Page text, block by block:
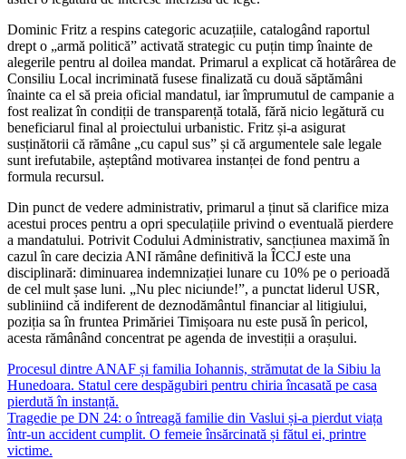
Dominic Fritz a respins categoric acuzațiile, catalogând raportul
drept o „armă politică” activată strategic cu puțin timp înainte de
alegerile pentru al doilea mandat. Primarul a explicat că hotărârea de
Consiliu Local incriminată fusese finalizată cu două săptămâni
înainte ca el să preia oficial mandatul, iar împrumutul de campanie a
fost realizat în condiții de transparență totală, fără nicio legătură cu
beneficiarul final al proiectului urbanistic. Fritz și-a asigurat
susținătorii că rămâne „cu capul sus” și că argumentele sale legale
sunt irefutabile, așteptând motivarea instanței de fond pentru a
formula recursul.
Din punct de vedere administrativ, primarul a ținut să clarifice miza
acestui proces pentru a opri speculațiile privind o eventuală pierdere
a mandatului. Potrivit Codului Administrativ, sancțiunea maximă în
cazul în care decizia ANI rămâne definitivă la ÎCCJ este una
disciplinară: diminuarea indemnizației lunare cu 10% pe o perioadă
de cel mult șase luni. „Nu plec niciunde!”, a punctat liderul USR,
subliniind că indiferent de deznodământul financiar al litigiului,
poziția sa în fruntea Primăriei Timișoara nu este pusă în pericol,
acesta rămânând concentrat pe agenda de investiții a orașului.
Navigare
în
articole
Procesul dintre ANAF și familia Iohannis, strămutat de la Sibiu la
Hunedoara. Statul cere despăgubiri pentru chiria încasată pe casa
pierdută în instanță.
Tragedie pe DN 24: o întreagă familie din Vaslui și-a pierdut viața
într-un accident cumplit. O femeie însărcinată și fătul ei, printre
victime.